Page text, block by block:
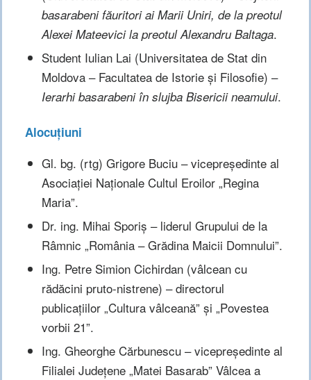
basarabeni făuritori ai Marii Uniri, de la preotul
Alexei Mateevici la preotul Alexandru Baltaga.
Student Iulian Lai (Universitatea de Stat din
Moldova – Facultatea de Istorie și Filosofie) –
Ierarhi basarabeni în slujba Bisericii neamului.
Alocuțiuni
Gl. bg. (rtg) Grigore Buciu – vicepreședinte al
Asociației Naționale Cultul Eroilor „Regina
Maria”.
Dr. ing. Mihai Sporiș – liderul Grupului de la
Râmnic „România – Grădina Maicii Domnului”.
Ing. Petre Simion Cichirdan (vâlcean cu
rădăcini pruto-nistrene) – directorul
publicațiilor „Cultura vâlceană” și „Povestea
vorbii 21”.
Ing. Gheorghe Cărbunescu – vicepreședinte al
Filialei Județene „Matei Basarab” Vâlcea a